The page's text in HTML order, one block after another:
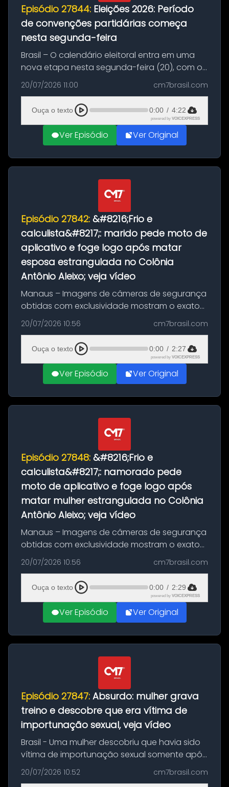
Episódio 27844: Eleições 2026: Período
de convenções partidárias começa
nesta segunda-feira
Brasil – O calendário eleitoral entra em uma
nova etapa nesta segunda-feira (20), com o
início do período destinado às convenções
partidárias. Até 5 de agosto, partidos e
federações poderão oficializa...
20/07/2026 11:00 cm7brasil.com
Ouça o texto 0:00 / 4:22
powered by VOICEXPRESS
Ver Episódio Ver Original
Episódio 27842: &#8216;Frio e
calculista&#8217;: marido pede moto de
aplicativo e foge logo após matar
esposa estrangulada no Colônia
Antônio Aleixo; veja vídeo
Manaus – Imagens de câmeras de segurança
obtidas com exclusividade mostram o exato
momento da fuga do principal suspeito da
morte de Larissa Araújo, de 28 anos. O crime
ocorreu na noite deste último d...
20/07/2026 10:56 cm7brasil.com
Ouça o texto 0:00 / 2:27
powered by VOICEXPRESS
Ver Episódio Ver Original
Episódio 27848: &#8216;Frio e
calculista&#8217;: namorado pede
moto de aplicativo e foge logo após
matar mulher estrangulada no Colônia
Antônio Aleixo; veja vídeo
Manaus – Imagens de câmeras de segurança
obtidas com exclusividade mostram o exato
momento da fuga do principal suspeito da
morte de Larissa Araújo, de 28 anos. O crime
ocorreu na noite deste último d...
20/07/2026 10:56 cm7brasil.com
Ouça o texto 0:00 / 2:29
powered by VOICEXPRESS
Ver Episódio Ver Original
Episódio 27847: Absurdo: mulher grava
treino e descobre que era vítima de
importunação sexual, veja vídeo
Brasil - Uma mulher descobriu que havia sido
vítima de importunação sexual somente após
assistir a um vídeo que gravou enquanto
treinava na academia de um condomínio em
20/07/2026 10:52 cm7brasil.com